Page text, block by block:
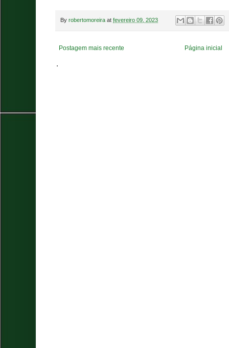
By robertomoreira at fevereiro 09, 2023
Postagem mais recente Página inicial
.